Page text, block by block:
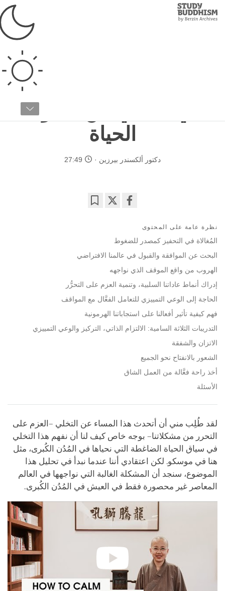
Study
Buddhism
التحليل البوذي للمساعدة
في التخلي عن ضغوط
الحياة
دكتور ألكسندر بيرزين 27:49
facebook
نظرة عامة على المحتوى
المُغالاة في التحفيز كمصدر للضغوط
البحث عن الموافقة والقبول في عالمنا الافتراضي
الهروب من واقع الموقف الذي نواجهه
إدراك أنماط عاداتنا السلبية، وتنمية العزم على التحرُّر
الحاجة إلى الوعي التمييزي للتعامل الفعَّال مع المواقف
فهم كيفية تأثير أفعالنا على استجاباتنا الهرمونية
التدريبات الثلاثة السامية: الالتزام الذاتي، التركيز والوعي التمييزي
الاتزان والشفقة
الشعور بالانفتاح نحو الجميع
أخذ راحة فعَّالة من العمل الشاق
الأسئلة
لقد طُلِب مني أن أتحدث هذا المساء عن التخلي –العزم على
التحرر من مشكلاتنا– بوجه خاص كيف لنا أن نفهم هذا التخلي
في سياق الحياة الضاغطة التي نحياها في المُدُن الكُبرى، مثل
هنا في موسكو. لكن اعتقادي أننا عندما نبدأ في تحليل هذا
الموضوع، سنجد أن المشكلة الغالبة التي نواجهها في العالم
المعاصر غير محصورة فقط في العيش في المُدُن الكُبرى.